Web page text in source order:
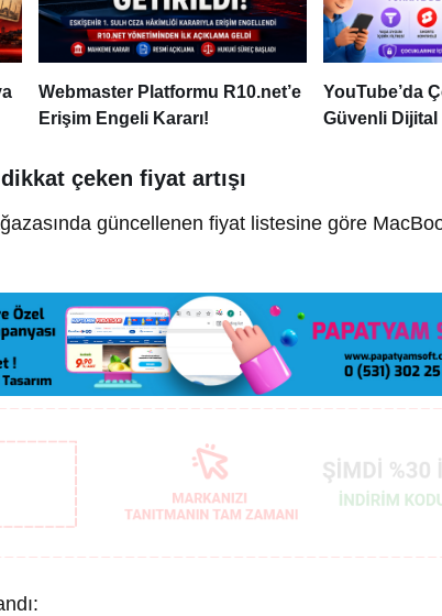
Webmaster Platformu R10.net’e
Erişim Engeli Kararı!
YouTube’da
Güvenli Dijital
çeken fiyat artışı
güncellenen fiyat listesine göre